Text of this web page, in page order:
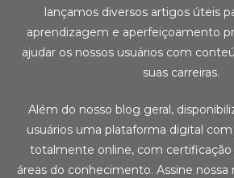
lançamos diversos artigos úteis
aprendizagem e aperfeiçoamento
ajudar os nossos usuários com
suas carreiras.
Além do nosso blog geral,
usuários uma plataforma digital
totalmente online, com certificação
áreas do conhecimento. Assine